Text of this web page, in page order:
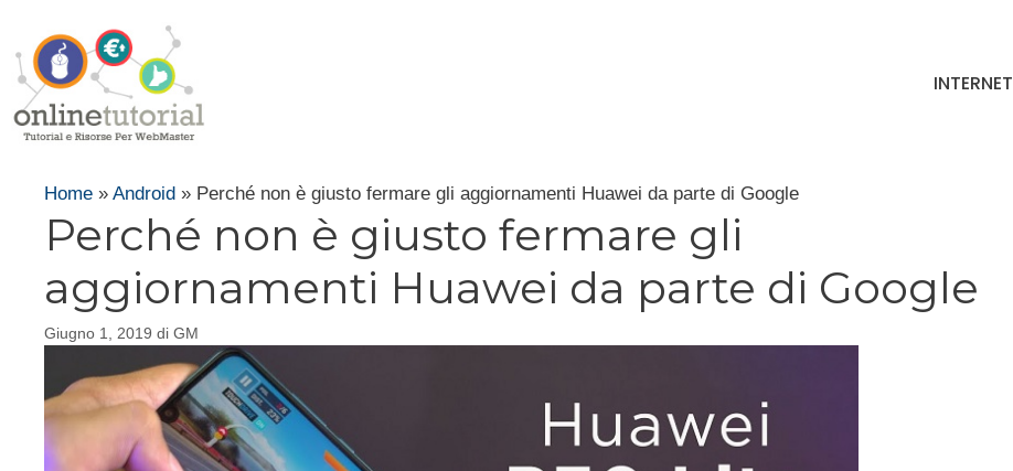
contenuto
INTERNET
Home » Android » Perché non è giusto fermare gli aggiornamenti Huawei da parte di Google
Perché non è giusto fermare gli
aggiornamenti Huawei da parte di Google
Giugno 1, 2019 di GM